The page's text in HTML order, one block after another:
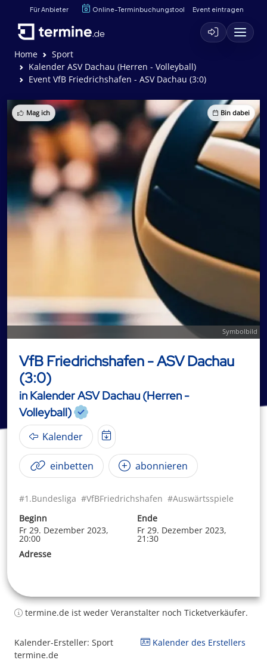
Für Anbieter Online-Terminbuchungstool Event eintragen
Home
Sport
Kalender ASV Dachau (Herren - Volleyball)
Event VfB Friedrichshafen - ASV Dachau (3:0)
Mag ich Bin dabei
Symbolbild
VfB Friedrichshafen - ASV Dachau
(3:0)
in Kalender ASV Dachau (Herren -
Volleyball)
Kalender
einbetten abonnieren
#1.Bundesliga #VfBFriedrichshafen #Auswärtsspiele
Beginn
Fr 29. Dezember 2023,
20:00
Ende
Fr 29. Dezember 2023,
21:30
Adresse
termine.de ist weder Veranstalter noch Ticketverkäufer.
Kalender-Ersteller: Sport
termine.de
Kalender des Erstellers